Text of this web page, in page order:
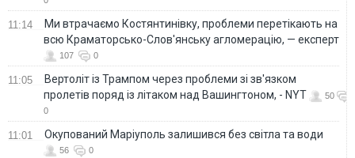
11:14
Ми втрачаємо Костянтинівку, проблеми перетікають на
всю Краматорсько-Слов'янську агломерацію, — експерт
107 0
11:05
Вертоліт із Трампом через проблеми зі зв'язком
пролетів поряд із літаком над Вашингтоном, - NYT
50
0
11:01 Окупований Маріуполь залишився без світла та води
56 0